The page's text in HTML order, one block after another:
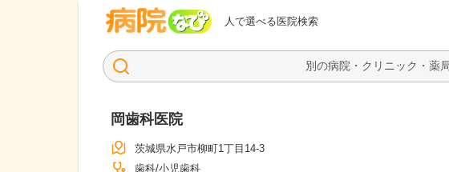
人で選べる医院検索
病院なび
岡歯科医院
茨城県水戸市柳町1丁目14-3
歯科 小児歯科